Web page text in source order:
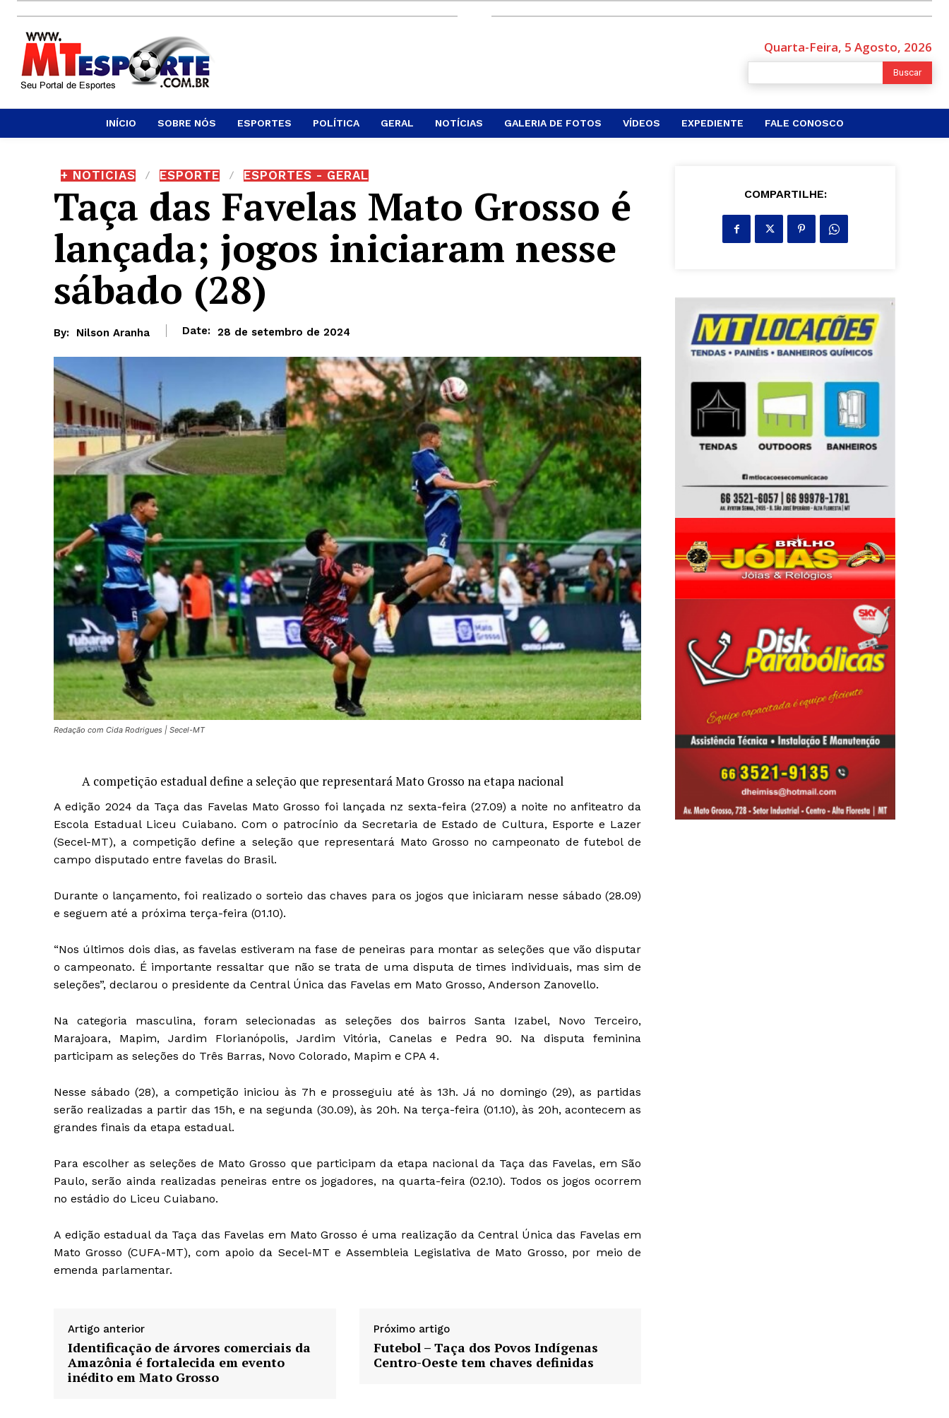
Quarta-Feira, 5 Agosto, 2026
Buscar
INÍCIO SOBRE NÓS ESPORTES POLÍTICA GERAL NOTÍCIAS GALERIA DE FOTOS VÍDEOS EXPEDIENTE FALE CONOSCO
+ NOTICIAS ESPORTE ESPORTES - GERAL
Taça das Favelas Mato Grosso é
lançada; jogos iniciaram nesse
sábado (28)
By: Nilson Aranha Date: 28 de setembro de 2024
Redação com Cida Rodrigues | Secel-MT
A competição estadual define a seleção que representará Mato Grosso na etapa nacional
A edição 2024 da Taça das Favelas Mato Grosso foi lançada nz sexta-feira (27.09) a noite no anfiteatro da
Escola Estadual Liceu Cuiabano. Com o patrocínio da Secretaria de Estado de Cultura, Esporte e Lazer
(Secel-MT), a competição define a seleção que representará Mato Grosso no campeonato de futebol de
campo disputado entre favelas do Brasil.
Durante o lançamento, foi realizado o sorteio das chaves para os jogos que iniciaram nesse sábado (28.09)
e seguem até a próxima terça-feira (01.10).
“Nos últimos dois dias, as favelas estiveram na fase de peneiras para montar as seleções que vão disputar
o campeonato. É importante ressaltar que não se trata de uma disputa de times individuais, mas sim de
seleções”, declarou o presidente da Central Única das Favelas em Mato Grosso, Anderson Zanovello.
Na categoria masculina, foram selecionadas as seleções dos bairros Santa Izabel, Novo Terceiro,
Marajoara, Mapim, Jardim Florianópolis, Jardim Vitória, Canelas e Pedra 90. Na disputa feminina
participam as seleções do Três Barras, Novo Colorado, Mapim e CPA 4.
Nesse sábado (28), a competição iniciou às 7h e prosseguiu até às 13h. Já no domingo (29), as partidas
serão realizadas a partir das 15h, e na segunda (30.09), às 20h. Na terça-feira (01.10), às 20h, acontecem as
grandes finais da etapa estadual.
Para escolher as seleções de Mato Grosso que participam da etapa nacional da Taça das Favelas, em São
Paulo, serão ainda realizadas peneiras entre os jogadores, na quarta-feira (02.10). Todos os jogos ocorrem
no estádio do Liceu Cuiabano.
A edição estadual da Taça das Favelas em Mato Grosso é uma realização da Central Única das Favelas em
Mato Grosso (CUFA-MT), com apoio da Secel-MT e Assembleia Legislativa de Mato Grosso, por meio de
emenda parlamentar.
Artigo anterior
Identificação de árvores comerciais da
Amazônia é fortalecida em evento
inédito em Mato Grosso
Próximo artigo
Futebol – Taça dos Povos Indígenas
Centro-Oeste tem chaves definidas
COMPARTILHE: